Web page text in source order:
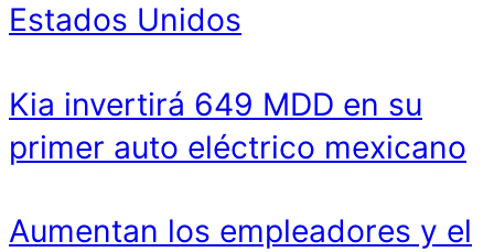
Estados Unidos
Kia invertirá 649 MDD en su
primer auto eléctrico mexicano
Aumentan los empleadores y el